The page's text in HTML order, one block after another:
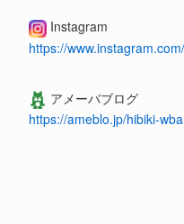
Instagram
https://
アメーバブログ
https://ameblo.jp/hibiki-wba